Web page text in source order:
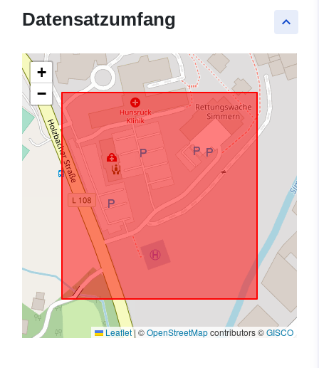
keyboard_arrow_up
Datensatzumfang
+
−
Leaflet| ©OpenStreetMapcontributors ©GISCO